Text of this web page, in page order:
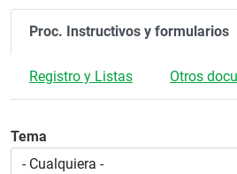
Proc. Instructivos y formularios
Registro y Listas Otros
Tema